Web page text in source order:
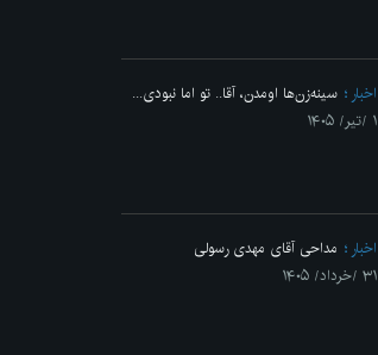
اخبار
سینه‌زن‌ها اومدن،‌ آقا.. تو اما نبودی...
۱ /تیر/ ۱۴۰۵
اخبار
مداحی آقای مهدی رسولی
۳۱ /خرداد/ ۱۴۰۵